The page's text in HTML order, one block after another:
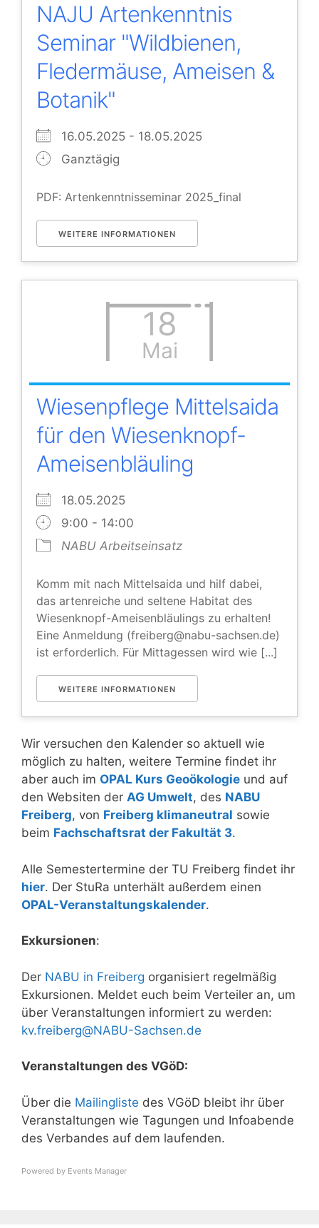
NAJU Artenkenntnis
Seminar "Wildbienen,
Fledermäuse, Ameisen &
Botanik"
16.05.2025 - 18.05.2025
Ganztägig
PDF: Artenkenntnisseminar 2025_final
WEITERE INFORMATIONEN
18
Mai
Wiesenpflege Mittelsaida
für den Wiesenknopf-
Ameisenbläuling
18.05.2025
9:00 - 14:00
NABU Arbeitseinsatz
Komm mit nach Mittelsaida und hilf dabei,
das artenreiche und seltene Habitat des
Wiesenknopf-Ameisenbläulings zu erhalten!
Eine Anmeldung (freiberg@nabu-sachsen.de)
ist erforderlich. Für Mittagessen wird wie [...]
WEITERE INFORMATIONEN
Wir versuchen den Kalender so aktuell wie
möglich zu halten, weitere Termine findet ihr
aber auch im OPAL Kurs Geoökologie und auf
den Websiten der AG Umwelt, des NABU
Freiberg, von Freiberg klimaneutral sowie
beim Fachschaftsrat der Fakultät 3.
Alle Semestertermine der TU Freiberg findet ihr
hier. Der StuRa unterhält außerdem einen
OPAL-Veranstaltungskalender.
Exkursionen:
Der NABU in Freiberg organisiert regelmäßig
Exkursionen. Meldet euch beim Verteiler an, um
über Veranstaltungen informiert zu werden:
kv.freiberg@NABU-Sachsen.de
Veranstaltungen des VGöD:
Über die Mailingliste des VGöD bleibt ihr über
Veranstaltungen wie Tagungen und Infoabende
des Verbandes auf dem laufenden.
Powered by Events Manager